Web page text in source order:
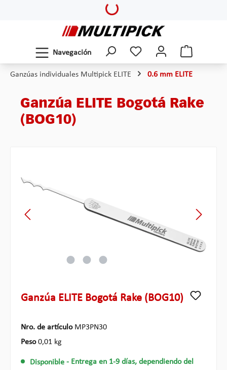
Loading...
Navegación
Ganzúas individuales Multipick ELITE 0.6 mm ELITE
Ganzúa ELITE Bogotá Rake
(BOG10)
Ganzúa ELITE Bogotá Rake (BOG10)
Nro. de artículo MP3PN30
Peso0,01 kg
Disponible - Entrega en 1-9 días, dependiendo del